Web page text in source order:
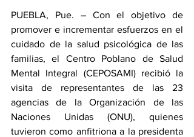
PUEBLA, Pue. – Con el objetivo de
promover e incrementar esfuerzos en el
cuidado de la salud psicológica de las
familias, el Centro Poblano de Salud
Mental Integral (CEPOSAMI) recibió la
visita de representantes de las 23
agencias de la Organización de las
Naciones Unidas (ONU), quienes
tuvieron como anfitriona a la presidenta